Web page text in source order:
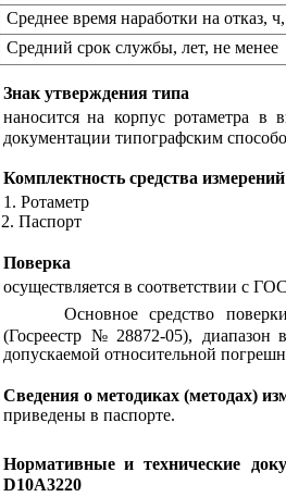
Среднее время наработки на отказ,
Средний срок службы, лет, не менее
Знак утверждения типа
наносится на корпус ротаметра в
документации типографским
Комплектность средства измерений
1. Ротаметр
2.
Поверка
осуществляется в соответствии с
Основное средство
(Госреестр № 28872-05), диапазон
допускаемой относительной
Сведения о методиках (методах)
приведены в паспорте.
Нормативные и технические
D10A3220